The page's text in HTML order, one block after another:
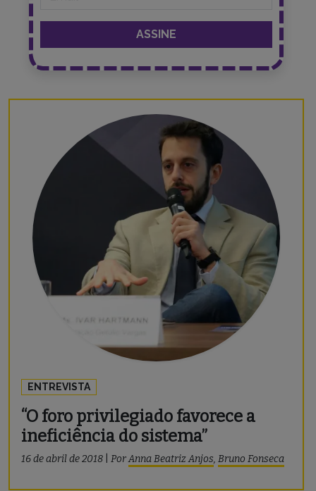
ENTREVISTA
“O foro privilegiado favorece a
ineficiência do sistema”
16 de abril de 2018 PorAnna Beatriz Anjos, Bruno Fonseca